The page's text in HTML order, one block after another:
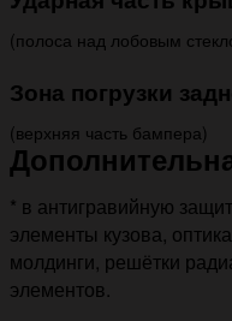
(полоса над лобовым
Зона погрузки
(верхняя часть бампера)
* в антигравийную
элементы кузова,
молдинги, решётки
элементов.